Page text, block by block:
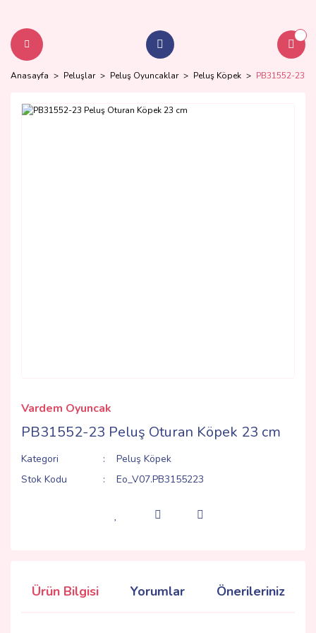
Anasayfa Peluşlar Peluş Oyuncaklar Peluş Köpek PB31552-23
Vardem Oyuncak
PB31552-23 Peluş Oturan Köpek 23 cm
Kategori
Peluş Köpek
Stok Kodu
Eo_V07.PB3155223
Ürün Bilgisi Yorumlar Önerileriniz